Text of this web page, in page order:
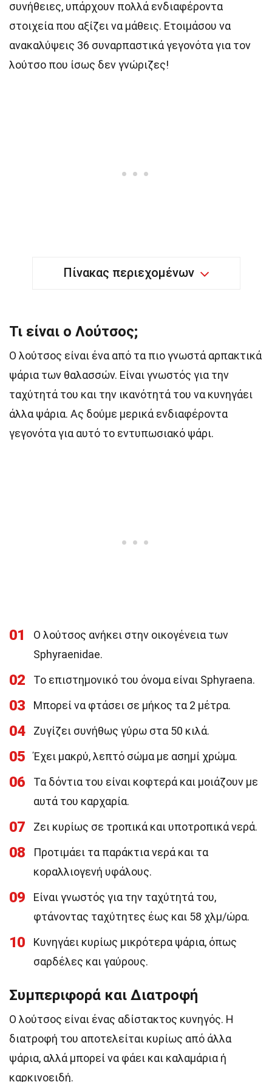
συνήθειες, υπάρχουν πολλά ενδιαφέροντα
στοιχεία που αξίζει να μάθεις. Ετοιμάσου να
ανακαλύψεις 36 συναρπαστικά γεγονότα για τον
λούτσο που ίσως δεν γνώριζες!
Πίνακας περιεχομένων
Τι είναι ο Λούτσος;
Ο λούτσος είναι ένα από τα πιο γνωστά αρπακτικά
ψάρια των θαλασσών. Είναι γνωστός για την
ταχύτητά του και την ικανότητά του να κυνηγάει
άλλα ψάρια. Ας δούμε μερικά ενδιαφέροντα
γεγονότα για αυτό το εντυπωσιακό ψάρι.
01
Ο λούτσος ανήκει στην οικογένεια των
Sphyraenidae.
02 Το επιστημονικό του όνομα είναι Sphyraena.
03 Μπορεί να φτάσει σε μήκος τα 2 μέτρα.
04 Ζυγίζει συνήθως γύρω στα 50 κιλά.
05 Έχει μακρύ, λεπτό σώμα με ασημί χρώμα.
06
Τα δόντια του είναι κοφτερά και μοιάζουν με
αυτά του καρχαρία.
07 Ζει κυρίως σε τροπικά και υποτροπικά νερά.
08
Προτιμάει τα παράκτια νερά και τα
κοραλλιογενή υφάλους.
09
Είναι γνωστός για την ταχύτητά του,
φτάνοντας ταχύτητες έως και 58 χλμ/ώρα.
10
Κυνηγάει κυρίως μικρότερα ψάρια, όπως
σαρδέλες και γαύρους.
Συμπεριφορά και Διατροφή
Ο λούτσος είναι ένας αδίστακτος κυνηγός. Η
διατροφή του αποτελείται κυρίως από άλλα
ψάρια, αλλά μπορεί να φάει και καλαμάρια ή
καρκινοειδή.